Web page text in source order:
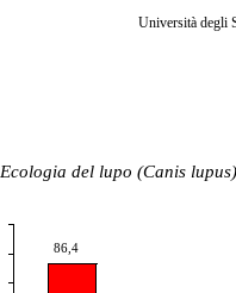
Università degli
Ecologia del lupo (Canis
86,4